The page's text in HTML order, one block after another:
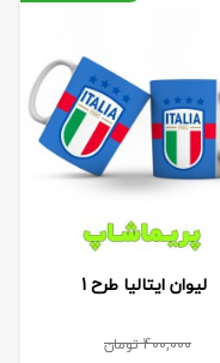
لیوان ایتالیا طرح 1
400,000تومان